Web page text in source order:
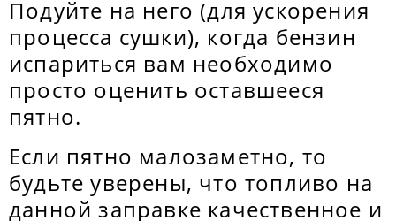
Подуйте на него (для ускорения
процесса сушки), когда бензин
испариться вам необходимо
просто оценить оставшееся
пятно.
Если пятно малозаметно, то
будьте уверены, что топливо на
данной заправке качественное и